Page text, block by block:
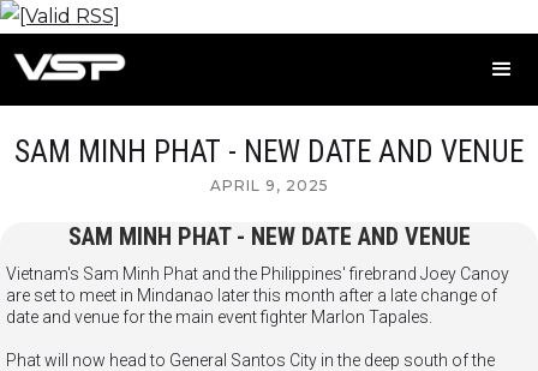
SAM MINH PHAT - NEW DATE AND VENUE
APRIL 9, 2025
SAM MINH PHAT - NEW DATE AND VENUE
Vietnam's Sam Minh Phat and the Philippines' firebrand Joey Canoy
are set to meet in Mindanao later this month after a late change of
date and venue for the main event fighter Marlon Tapales.
Phat will now head to General Santos City in the deep south of the